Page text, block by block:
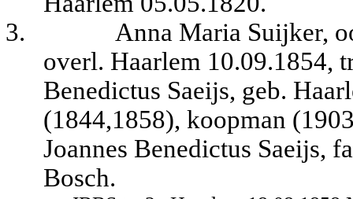
3.
Anna Maria Suijker,
overl. Haarlem 10.09.1854,
Benedictus Saeijs, geb.
(1844,1858), koopman
Joannes Benedictus Saeijs,
Bosch.